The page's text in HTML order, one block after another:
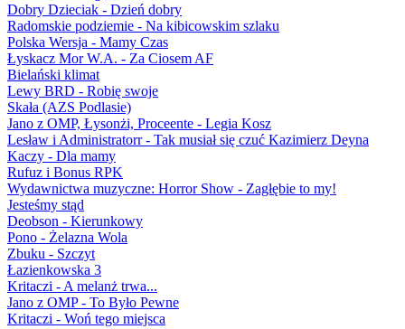
Dobry Dzieciak - Dzień dobry
Radomskie podziemie - Na kibicowskim szlaku
Polska Wersja - Mamy Czas
Łyskacz Mor W.A. - Za Ciosem AF
Bielański klimat
Lewy BRD - Robię swoje
Skała (AZS Podlasie)
Jano z OMP, Łysonżi, Proceente - Legia Kosz
Lesław i Administratorr - Tak musiał się czuć Kazimierz Deyna
Kaczy - Dla mamy
Rufuz i Bonus RPK
Wydawnictwa muzyczne: Horror Show - Zagłębie to my!
Jesteśmy stąd
Deobson - Kierunkowy
Pono - Żelazna Wola
Zbuku - Szczyt
Łazienkowska 3
Kritaczi - A melanż trwa...
Jano z OMP - To Było Pewne
Kritaczi - Woń tego miejsca